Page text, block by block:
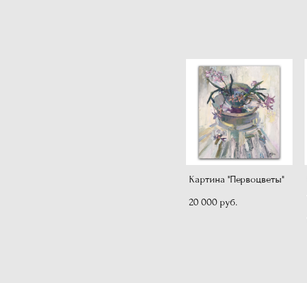
Картина "Первоцветы"
20 000 pуб.